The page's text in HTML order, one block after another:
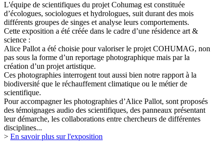
L'équipe de scientifiques du projet Cohumag est constituée
d’écologues, sociologues et hydrologues, suit durant des mois
différents groupes de singes et analyse leurs comportements.
Cette exposition a été créée dans le cadre d’une résidence art &
science :
Alice Pallot a été choisie pour valoriser le projet COHUMAG, non
pas sous la forme d’un reportage photographique mais par la
création d’un projet artistique.
Ces photographies interrogent tout aussi bien notre rapport à la
biodiversité que le réchauffement climatique ou le métier de
scientifique.
Pour accompagner les photographies d’Alice Pallot, sont proposés
des témoignages audio des scientifiques, des panneaux présentant
leur démarche, les collaborations entre chercheurs de différentes
disciplines...
> En savoir plus sur l'exposition